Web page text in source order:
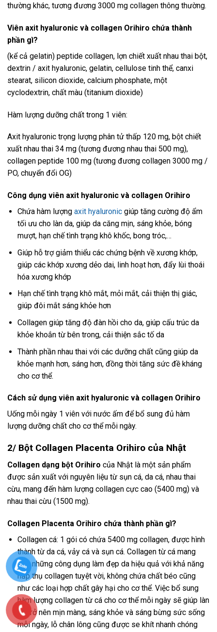
thường khác, tương đương 3000 mg collagen thông thường.
Viên axit hyaluronic và collagen Orihiro chứa thành
phần gì?
(kể cả gelatin) peptide collagen, lợn chiết xuất nhau thai bột,
dextrin / axit hyaluronic, gelatin, cellulose tinh thể, canxi
stearat, silicon dioxide, calcium phosphate, một
cyclodextrin, chất màu (titanium dioxide)
Hàm lượng dưỡng chất trong 1 viên:
Axit hyaluronic trọng lượng phân tử thấp 120 mg, bột chiết
xuất nhau thai 34 mg (tương đương nhau thai 500 mg),
collagen peptide 100 mg (tương đương collagen 3000 mg /
PO, chuyển đổi OG)
Công dụng viên axit hyaluronic và collagen Orihiro
Chứa hàm lượng axit hyaluronicgiúp tăng cường độ ẩm
tối ưu cho làn da, giúp da căng mịn, sáng khỏe, bóng
mượt, hạn chế tình trạng khô khốc, bong tróc,…
Giúp hỗ trợ giảm thiểu các chứng bệnh về xương khớp,
giúp các khớp xương dẻo dai, linh hoạt hơn, đẩy lùi thoái
hóa xương khớp
Hạn chế tình trạng khô mắt, mỏi mắt, cải thiện thị giác,
giúp đôi mắt sáng khỏe hơn
Collagen giúp tăng độ đàn hồi cho da, giúp cấu trúc da
khỏe khoắn từ bên trong, cải thiện sắc tố da
Thành phần nhau thai với các dưỡng chất cũng giúp da
khỏe mạnh hơn, sáng hơn, đồng thời tăng sức đề kháng
cho cơ thể.
Cách sử dụng viên axit hyaluronic và collagen Orihiro
Uống mỗi ngày 1 viên với nước ấm để bổ sung đủ hàm
lượng dưỡng chất cho cơ thể mỗi ngày.
2/ Bột Collagen Placenta Orihiro của Nhật
Collagen dạng bột Orihiro của Nhật là một sản phẩm
được sản xuất với nguyên liệu từ sụn cá, da cá, nhau thai
cừu, mang đến hàm lượng collagen cực cao (5400 mg) và
nhau thai cừu (1500 mg).
Collagen Placenta Orihiro chứa thành phần gì?
Collagen cá: 1 gói có chứa 5400 mg collagen, được hình
thành từ da cá, vảy cá và sụn cá. Collagen từ cá mang
đến những công dụng làm đẹp da hiệu quả với khả năng
hấp thụ collagen tuyệt vời, không chứa chất béo cũng
như các loại hợp chất gây hại cho cơ thể. Việc bổ sung
hàm lượng collagen từ cá cho cơ thể mỗi ngày sẽ giúp làn
da trở nên mịn màng, sáng khỏe và sáng bừng sức sống
mỗi ngày, lỗ chân lông cũng được se khít nhanh chóng